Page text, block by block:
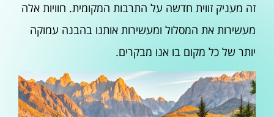
זה מעניק זווית חדשה על התרבות המקומית. חוויות אלה
מעשירות את המסלול ומעשירות אותנו בהבנה עמוקה
יותר של כל מקום בו אנו מבקרים.